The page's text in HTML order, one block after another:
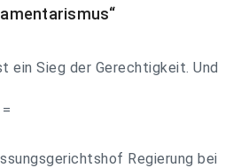
ein Sieg der Gerechtigkeit. Und
Regierung bei